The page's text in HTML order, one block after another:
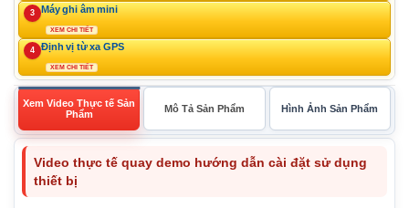
3 Máy ghi âm mini
XEM CHI TIẾT
4 Định vị từ xa GPS
XEM CHI TIẾT
Xem Video Thực tế Sản
Phẩm
Mô Tả Sản Phẩm Hình Ảnh Sản Phẩm
Video thực tế quay demo hướng dẫn cài đặt sử dụng
thiết bị